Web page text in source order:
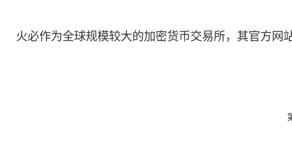
火必作为全球规模较大的加密货币交易所，其官方